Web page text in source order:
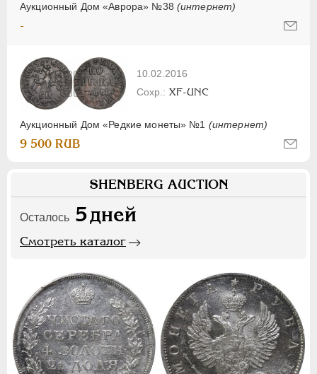
Аукционный Дом «Аврора» №38 (интернет)
-
10.02.2016
Аукционный Дом «Редкие монеты» №1 (интернет)
XF-UNC
9 500 RUB
SHENBERG AUCTION
Осталось 5дней
Смотреть каталог